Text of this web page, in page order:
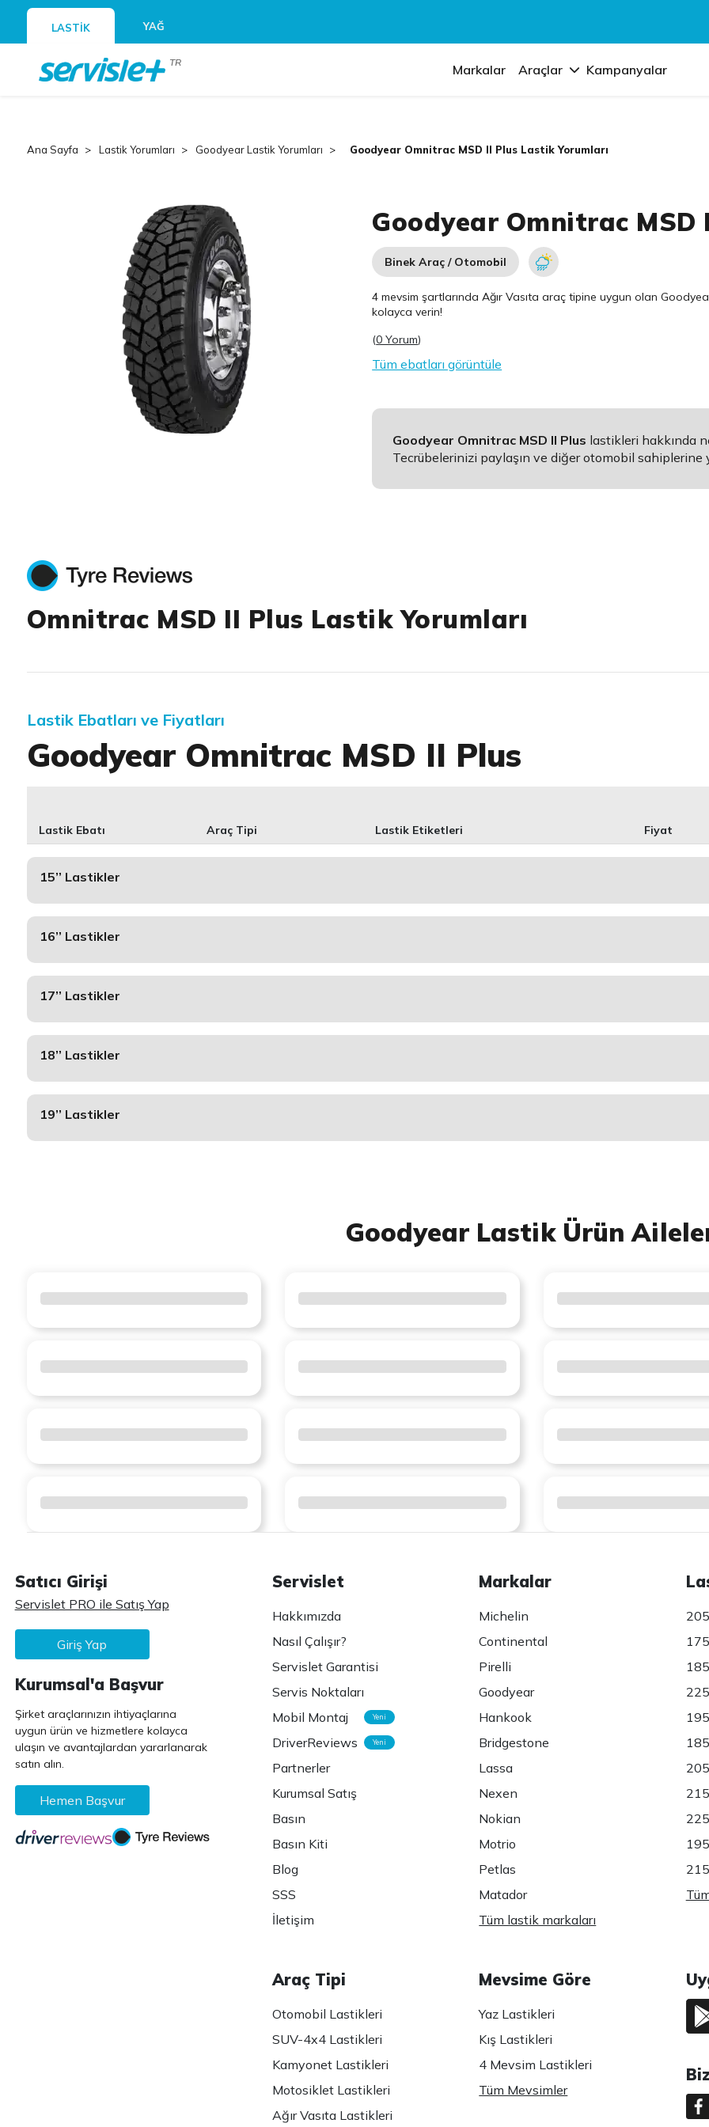
LASTİK YAĞ
TR Markalar Araçlar Kampanyalar
Ana Sayfa Lastik Yorumları Goodyear Lastik Yorumları Goodyear Omnitrac MSD II Plus Lastik Yorumları
Goodyear Omnitrac MSD
Binek Araç / Otomobil
4 mevsim şartlarında Ağır Vasıta araç tipine uygun olan
kolayca verin!
(0 Yorum)
Tüm ebatları görüntüle
Goodyear Omnitrac MSD II Plus lastikleri hakkında
Tecrübelerinizi paylaşın ve diğer otomobil sahiplerine
Omnitrac MSD II Plus Lastik Yorumları
Lastik Ebatları ve Fiyatları
Goodyear Omnitrac MSD II Plus
Lastik Ebatı Araç Tipi Lastik Etiketleri Fiyat
15’’ Lastikler
16’’ Lastikler
17’’ Lastikler
18’’ Lastikler
19’’ Lastikler
Goodyear Lastik Ürün
Satıcı Girişi
Servislet PRO ile Satış Yap
Giriş Yap
Kurumsal'a Başvur
Şirket araçlarınızın ihtiyaçlarına
uygun ürün ve hizmetlere kolayca
ulaşın ve avantajlardan yararlanarak
satın alın.
Hemen Başvur
Servislet
Hakkımızda
Nasıl Çalışır?
Servislet Garantisi
Servis Noktaları
Mobil Montaj
Yeni
DriverReviews Yeni
Partnerler
Kurumsal Satış
Basın
Basın Kiti
Blog
SSS
İletişim
Markalar
Michelin
Continental
Pirelli
Goodyear
Hankook
Bridgestone
Lassa
Nexen
Nokian
Motrio
Petlas
Matador
Tüm lastik markaları
Araç Tipi
Otomobil Lastikleri
SUV-4x4 Lastikleri
Kamyonet Lastikleri
Motosiklet Lastikleri
Ağır Vasıta Lastikleri
Mevsime Göre
Yaz Lastikleri
Kış Lastikleri
4 Mevsim Lastikleri
Tüm Mevsimler